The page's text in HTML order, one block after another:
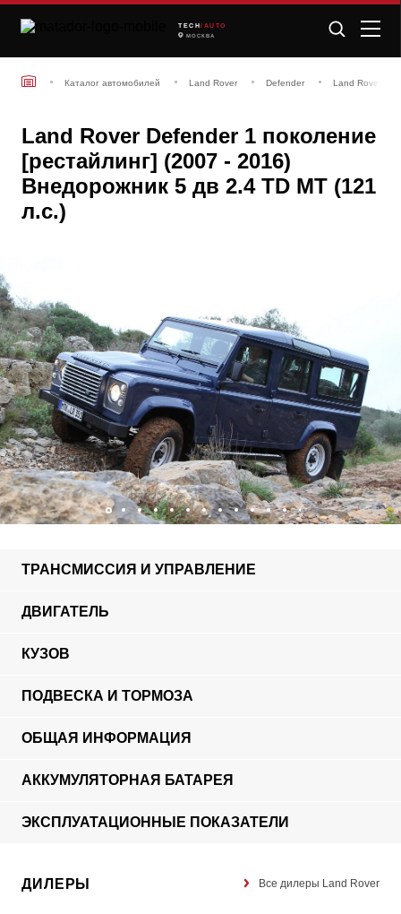
TECH /AUTO
МОСКВА
Каталог автомобилей Land Rover Defender Land Rover
Land Rover Defender 1 поколение
[рестайлинг] (2007 - 2016)
Внедорожник 5 дв 2.4 TD MT (121
л.с.)
ТРАНСМИССИЯ И УПРАВЛЕНИЕ
ДВИГАТЕЛЬ
КУЗОВ
ПОДВЕСКА И ТОРМОЗА
ОБЩАЯ ИНФОРМАЦИЯ
АККУМУЛЯТОРНАЯ БАТАРЕЯ
ЭКСПЛУАТАЦИОННЫЕ ПОКАЗАТЕЛИ
ДИЛЕРЫ Все дилеры Land Rover